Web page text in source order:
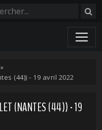
»
(44)) - 19 avril 2022
(NANTES (44)) - 19